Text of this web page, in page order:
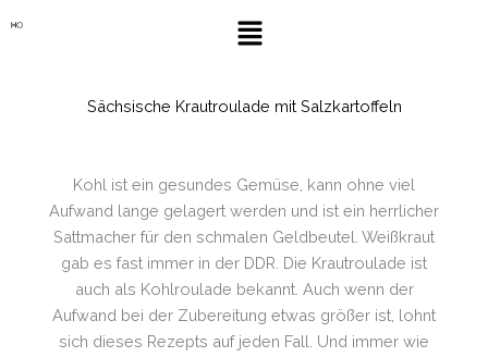
Menü
Sächsische Krautroulade mit Salzkartoffeln
Kohl ist ein gesundes Gemüse, kann ohne viel
Aufwand lange gelagert werden und ist ein herrlicher
Sattmacher für den schmalen Geldbeutel. Weißkraut
gab es fast immer in der DDR. Die Krautroulade ist
auch als Kohlroulade bekannt. Auch wenn der
Aufwand bei der Zubereitung etwas größer ist, lohnt
sich dieses Rezepts auf jeden Fall. Und immer wie